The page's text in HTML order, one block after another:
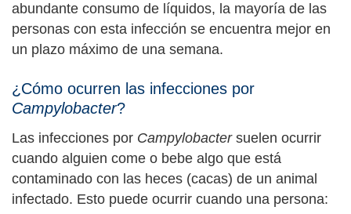
abundante consumo de líquidos, la mayoría de las
personas con esta infección se encuentra mejor en
un plazo máximo de una semana.
¿Cómo ocurren las infecciones por
Campylobacter?
Las infecciones por Campylobactersuelen ocurrir
cuando alguien come o bebe algo que está
contaminado con las heces (cacas) de un animal
infectado. Esto puede ocurrir cuando una persona: